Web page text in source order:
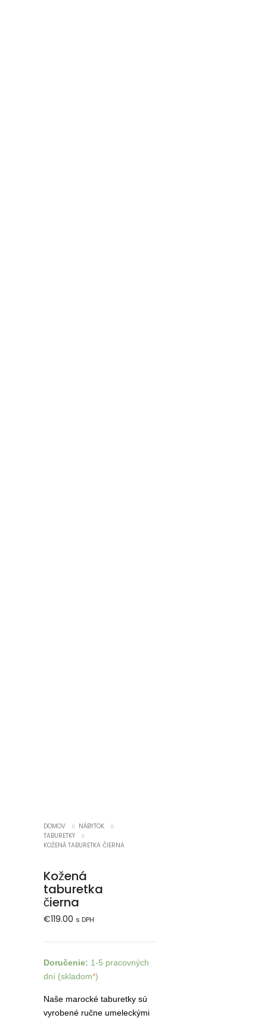
DOMOV
NÁBYTOK
TABURETKY
KOŽENÁ TABURETKA ČIERNA
Kožená
taburetka
čierna
€119.00 s DPH
Doručenie: 1-5 pracovných
dní (skladom*)
Naše marocké taburetky sú
vyrobené ručne umeleckými